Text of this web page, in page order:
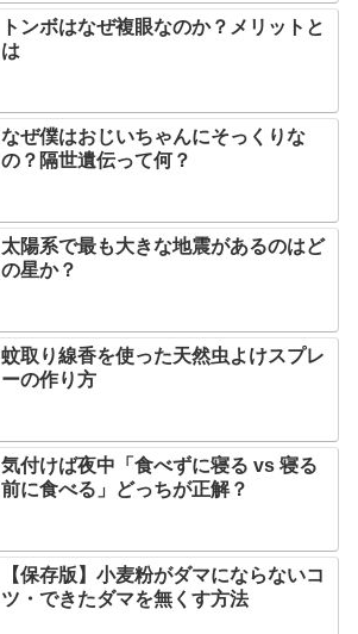
トンボはなぜ複眼なのか？メリットと
は
なぜ僕はおじいちゃんにそっくりな
の？隔世遺伝って何？
太陽系で最も大きな地震があるのはど
の星か？
蚊取り線香を使った天然虫よけスプレ
ーの作り方
気付けば夜中「食べずに寝る vs 寝る
前に食べる」どっちが正解？
【保存版】小麦粉がダマにならないコ
ツ・できたダマを無くす方法